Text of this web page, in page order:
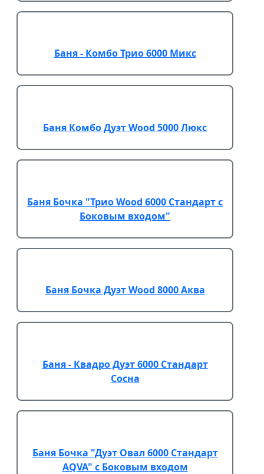
Баня - Комбо Трио 6000 Микс
Баня Комбо Дуэт Wood 5000 Люкс
Баня Бочка "Трио Wood 6000 Стандарт с
Боковым входом"
Баня Бочка Дуэт Wood 8000 Аква
Баня - Квадро Дуэт 6000 Стандарт
Сосна
Баня Бочка "Дуэт Овал 6000 Стандарт
AQVA" с Боковым входом